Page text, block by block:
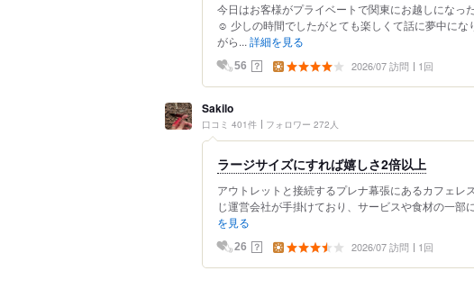
今日はお客様がプライベートで関東にお越しになっ
☺️ 少しの時間でしたがとても楽しくて話に夢中に
がら... 詳細を見る
56 ？ 2026/07 訪問 1回
Sakilo
口コミ 401件 フォロワー 272人
ラージサイズにすれば嬉しさ2倍以上
アウトレットと接続するプレナ幕張にあるカフェレ
じ運営会社が手掛けており、サービスや食材の一部
を見る
26 ？ 2026/07 訪問 1回